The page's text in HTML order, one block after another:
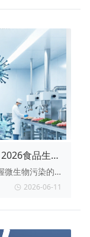
4789系列标准
企业一线人员
食品生产
微生物污染的
生物研究所联
务培训班”。本
系列标
2026-06-11